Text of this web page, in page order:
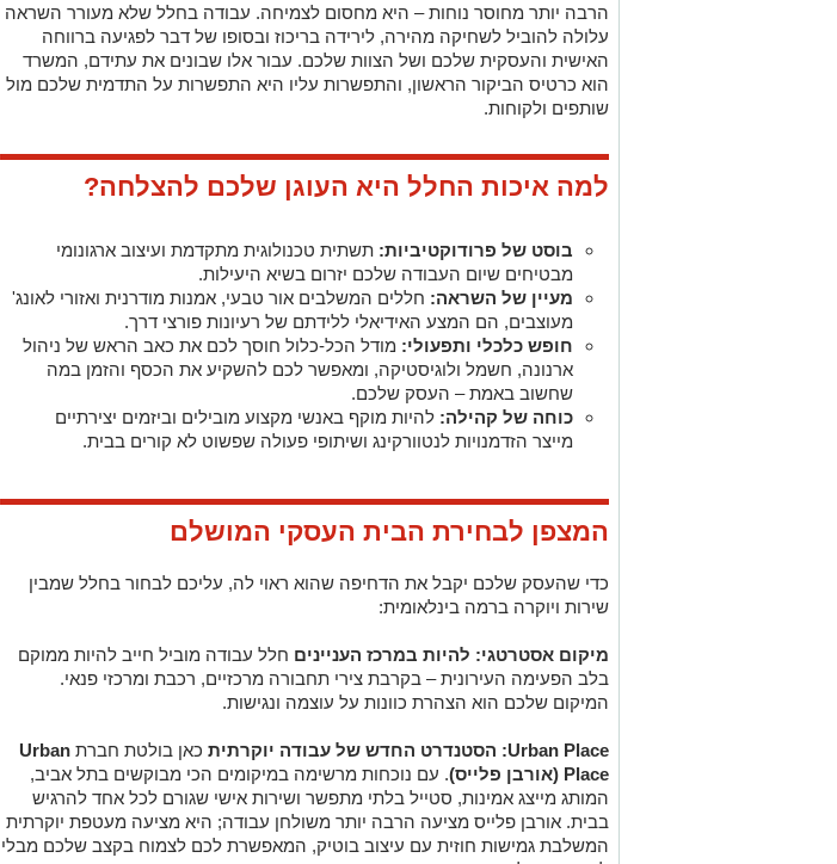
הרבה יותר מחוסר נוחות – היא מחסום לצמיחה. עבודה בחלל שלא מעורר השראה
עלולה להוביל לשחיקה מהירה, לירידה בריכוז ובסופו של דבר לפגיעה ברווחה
האישית והעסקית שלכם ושל הצוות שלכם. עבור אלו שבונים את עתידם, המשרד
הוא כרטיס הביקור הראשון, והתפשרות עליו היא התפשרות על התדמית שלכם מול
שותפים ולקוחות.
למה איכות החלל היא העוגן שלכם להצלחה?
בוסט של פרודוקטיביות: תשתית טכנולוגית מתקדמת ועיצוב ארגונומי
מבטיחים שיום העבודה שלכם יזרום בשיא היעילות.
מעיין של השראה: חללים המשלבים אור טבעי, אמנות מודרנית ואזורי לאונג'
מעוצבים, הם המצע האידיאלי ללידתם של רעיונות פורצי דרך.
חופש כלכלי ותפעולי: מודל הכל-כלול חוסך לכם את כאב הראש של ניהול
ארנונה, חשמל ולוגיסטיקה, ומאפשר לכם להשקיע את הכסף והזמן במה
שחשוב באמת – העסק שלכם.
כוחה של קהילה: להיות מוקף באנשי מקצוע מובילים וביזמים יצירתיים
מייצר הזדמנויות לנטוורקינג ושיתופי פעולה שפשוט לא קורים בבית.
המצפן לבחירת הבית העסקי המושלם
כדי שהעסק שלכם יקבל את הדחיפה שהוא ראוי לה, עליכם לבחור בחלל שמבין
שירות ויוקרה ברמה בינלאומית:
מיקום אסטרטגי: להיות במרכז העניינים חלל עבודה מוביל חייב להיות ממוקם
בלב הפעימה העירונית – בקרבת צירי תחבורה מרכזיים, רכבת ומרכזי פנאי.
המיקום שלכם הוא הצהרת כוונות על עוצמה ונגישות.
Urban Place: הסטנדרט החדש של עבודה יוקרתית כאן בולטת חברת Urban
Place (אורבן פלייס). עם נוכחות מרשימה במיקומים הכי מבוקשים בתל אביב,
המותג מייצג אמינות, סטייל בלתי מתפשר ושירות אישי שגורם לכל אחד להרגיש
בבית. אורבן פלייס מציעה הרבה יותר משולחן עבודה; היא מציעה מעטפת יוקרתית
המשלבת גמישות חוזית עם עיצוב בוטיק, המאפשרת לכם לצמוח בקצב שלכם מבלי